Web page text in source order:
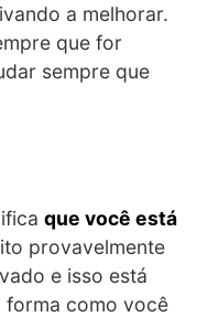
a melhorar.
que for
sempre que
que você está
provavelmente
e isso está
forma como você